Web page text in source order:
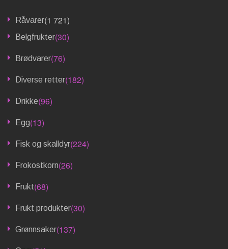
Råvarer(1 721)
Belgfrukter(30)
Brødvarer(76)
Diverse retter(182)
Drikke(96)
Egg(13)
Fisk og skalldyr(224)
Frokostkorn(26)
Frukt(68)
Frukt produkter(30)
Grønnsaker(137)